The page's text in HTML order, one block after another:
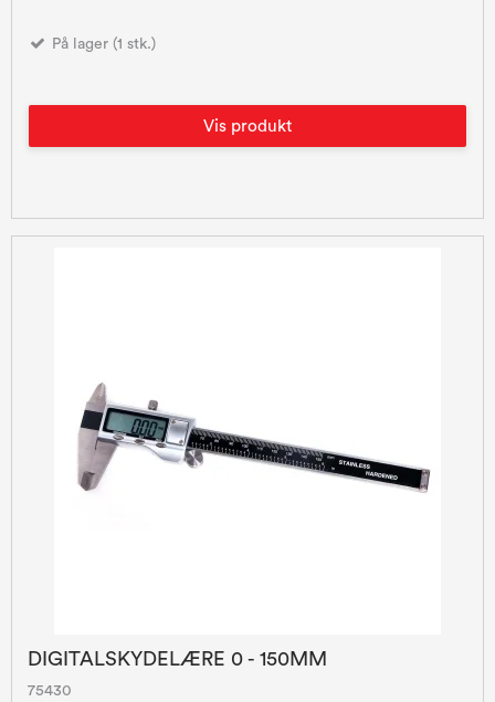
På lager (1 stk.)
Vis produkt
DIGITALSKYDELÆRE 0 - 150MM
75430